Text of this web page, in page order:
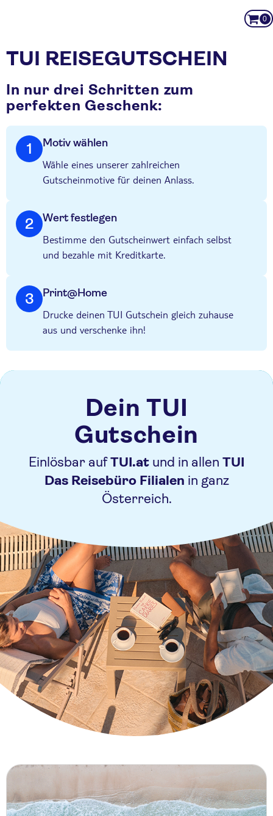
0
TUI REISEGUTSCHEIN
In nur drei Schritten zum
perfekten Geschenk:
1 Motiv wählen
Wähle eines unserer zahlreichen
Gutscheinmotive für deinen Anlass.
2 Wert festlegen
Bestimme den Gutscheinwert einfach selbst
und bezahle mit Kreditkarte.
3 Print@Home
Drucke deinen TUI Gutschein gleich zuhause
aus und verschenke ihn!
Dein TUI
Gutschein
Einlösbar aufTUI.at und in allen TUI
Das Reisebüro Filialen in ganz
Österreich.